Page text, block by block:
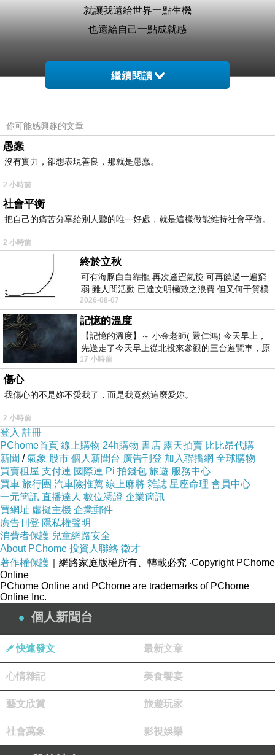
就讓我還給世界一點生機
也還給自己一點成就感
繼續閱讀
你可能感興趣的文章
愚蠢
沒有實力，卻想表現善良，那就是愚蠢。
2 小時前
社會平衡
把自己的痛苦分享給別人聽的唯一好處，就是這樣做能維持社會平衡。
2 小時前
終於立秋
可有海豚白白靠攏 再次遙迢氣旋 可再饒過一遍窮
弱 雖人間活動 已達文明極致之浪費 但又何干質樸
者 只能白白陪葬
2026-08-07
記憶的溫度
【記憶的溫度】～ 小金老師( 嚴仁鴻) 今天早上，
先送走了今天早上從北投來參觀的三台遊覽車，原
以為展場已經差不多要安靜下來，卻發
17 小時前
傷心
我傷心的不是妳不愛我了，而是我竟然這麼愛妳。
2 小時前
登入 註冊
PChome首頁 線上購物 24h購物 書店 露天拍賣 比比昂代購
新聞 /氣象 股市 個人新聞台 廣告刊登 加入聯播網 全球購物
買賣租屋 支付連 國際連 Pi 拍錢包 旅遊 服務中心
買車 旅行團 汽車險推薦 線上麻將 雜誌 星座命理 會員中心
一元簡訊 直播達人 數位憑證 企業簡訊
買網址 虛擬主機 企業郵件
廣告刊登 隱私權聲明
消費者保護 兒童網路安全
About PChome 投資人聯絡 徵才
著作權保護 ｜網路家庭版權所有、轉載必究 ‧Copyright PChome
Online
PChome Online and PChome are trademarks of PChome
Online Inc.
個人新聞台
快速發文 最新文章
心情雜記 美食饗宴
藝文欣賞 旅遊玩家
社會萬象 影視娛樂